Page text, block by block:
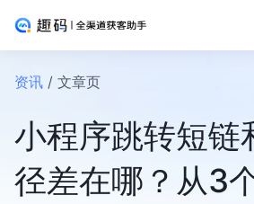
资讯 / 文章页
小程序跳转短链
径差在哪？从3